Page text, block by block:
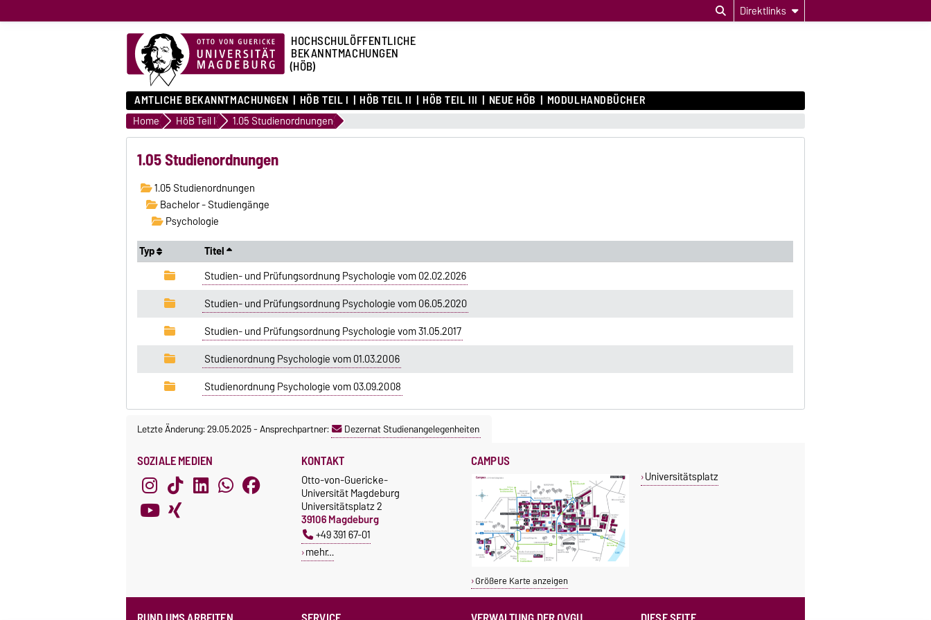
Direktlinks
HOCHSCHULÖFFENTLICHE
BEKANNTMACHUNGEN
(HÖB)
AMTLICHE BEKANNTMACHUNGEN HÖB TEIL I HÖB TEIL II HÖB TEIL III NEUE HÖB MODULHANDBÜCHER
Home HöB Teil I 1.05 Studienordnungen
1.05 Studienordnungen
1.05 Studienordnungen
Bachelor - Studiengänge
Psychologie
Typ
Titel
Studien- und Prüfungsordnung Psychologie vom 02.02.2026
Studien- und Prüfungsordnung Psychologie vom 06.05.2020
Studien- und Prüfungsordnung Psychologie vom 31.05.2017
Studienordnung Psychologie vom 01.03.2006
Studienordnung Psychologie vom 03.09.2008
Letzte Änderung: 29.05.2025-Ansprechpartner: Dezernat Studienangelegenheiten
SOZIALE MEDIEN KONTAKT
Otto-von-Guericke-
Universität Magdeburg
Universitätsplatz 2
39106 Magdeburg
+49 391 67-01
mehr…
CAMPUS
Größere Karte anzeigen
Universitätsplatz